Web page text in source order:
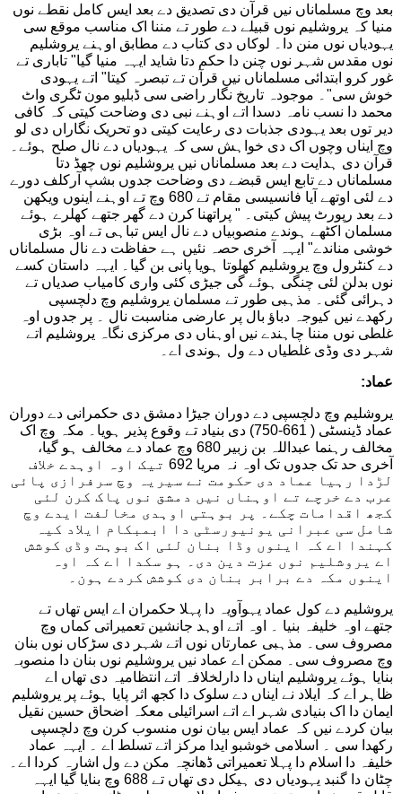
بعد وچ مسلماناں نیں قرآن دی تصدیق دے بعد ایس کامل نقطے نوں
منیا کہ یروشلیم نوں قبیلے دے طور تے مننا اک مناسب موقع سی
یہودیاں نوں منن دا۔ لوکاں دی کتاب دے مطابق اوہنے یروشلیم
نوں مقدس شہر نوں چنن دا حکم دتا شاید ایہہ منیا گیا" تاباری تے
غور کرو ابتدائی مسلماناں نیں قرآن تے تبصرہ کیتا" اتے یہودی
خوش سی"۔ موجودہ تاریخ نگار راضی سی ڈبلیو مون ٹگری واٹ
محمد دا نسب نامہ دسدا اتے اوہنے نبی دی وضاحت کیتی کہ کافی
دیر توں بعد یہودی جذبات دی رعایت کیتی دو تحریک نگاراں دی لو
وچ ایناں وچوں اک دی خواہش سی کہ یہودیاں دے نال صلح ہوئے۔
قرآن دی ہدایت دے بعد مسلماناں نیں یروشلیم نوں چھڈ دتا
مسلماناں دے تابع ایس قبضے دی وضاحت جدوں بشپ آرکلف دورے
دے لئی اوتھے آیا فانسیسی مقام تے 680 وچ تے اوہنے اینوں ویکھن
دے بعد رپورٹ پیش کیتی۔ " پراتھنا کرن دے گھر جتھے کھلرے ہوئے
مسلمان اکٹھے ہوندے منصوبیاں دے نال ایس تباہی تے اوہ بڑی
خوشی مناندے" ایہہ آخری حصہ نئیں ہے حفاظت دے نال مسلماناں
دے کنٹرول وچ یروشلیم کھلوتا ہویا پانی بن گیا۔ ایہہ داستان کسے
نوں بدلن لئی چنگی ہوئے گی جیڑی کئی واری کامیاب صدیاں تے
دہرائی گئی۔ مذہبی طور تے مسلمان یروشلیم وچ دلچسپی
رکھدے نیں کیوجہ دباؤ بال پر عارضی مناسبت نال ۔ پر جدوں اوہ
غلطی نوں مننا چاہندے نیں اوہناں دی مرکزی نگاہ یروشلیم اتے
شہر دی وڈی غلطیاں دے ول ہوندی اے۔
عماد:
یروشلیم وچ دلچسپی دے دوران جیڑا دمشق دی حکمرانی دے دوران
عماد ڈینسٹی ( 661-750) دی بنیاد تے وقوع پذیر ہویا۔ مکہ وچ اک
مخالف رہنما عبداللہ بن زبیر 680 وچ عماد دے مخالف ہو گیا،
آخری حد تک جدوں تک اوہ نہ مریا 692 تیک اوہ اوہدے خلاف
لڑدا رہیا عماد دی حکومت نے سیریہ وچ سرفرازی پائی
عرب دے خرچے تے اوہناں نیں دمشق نوں پاک کرن لئی
کجھ اقدامات چکے۔ پر بوہتی اوہدی مخالفت ایدے وچ
شامل سی عبرانی یونیورسٹی دا ابمبکام ایلاد کیہ
کہندا اے کہ اینوں وڈا بنان لئی اک بوہت وڈی کوشش
اے یروشلیم نوں عزت دین دی۔ ہو سکدا اے کہ اوہ
اینوں مکہ دے برابر بنان دی کوشش کردے ہون۔
یروشلیم دے کول عماد یہوآویہ دا پہلا حکمران اے ایس تھاں تے
جتھے اوہ خلیفہ بنیا ۔ اوہ اتے اوہد جانشین تعمیراتی کماں وچ
مصروف سی۔ مذہبی عمارتاں نوں اتے شہر دی سڑکاں نوں بنان
وچ مصروف سی۔ ممکن اے عماد نیں یروشلیم نوں بنان دا منصوبہ
بنایا ہوئے یروشلیم ایناں دا دارلخلافہ اتے انتظامیہ دی تھاں اے
ظاہر اے کہ ایلاد نے ایناں دے سلوک دا کجھ اثر پایا ہوئے پر یروشلیم
ایمان دا اک بنیادی شہر اے اتے اسرائیلی معکہ اضحاق حسین نقیل
بیان کردے نیں کہ عماد ایس بیان نوں منسوب کرن وچ دلچسپی
رکھدا سی ۔ اسلامی خوشبو ایدا مرکز اتے تسلط اے ۔ ایہہ عماد
خلیفہ دا اسلام دا پہلا تعمیراتی ڈھانچہ مکن دے ول اشارہ کردا اے۔
چٹان دا گنبد یہودیاں دی ہیکل دی تھاں تے 688 وچ بنایا گیا ایہہ